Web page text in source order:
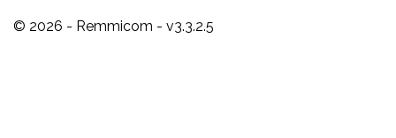
© 2026 - Remmicom - v3.3.2.5